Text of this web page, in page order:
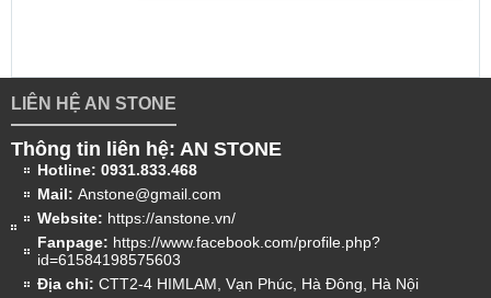
LIÊN HỆ AN STONE
Thông tin liên hệ: AN STONE
Hotline: 0931.833.468
Mail: Anstone@gmail.com
Website: https://anstone.vn/
Fanpage: https://www.facebook.com/profile.php?
id=61584198575603
Địa chỉ: CTT2-4 HIMLAM, Vạn Phúc, Hà Đông, Hà Nội